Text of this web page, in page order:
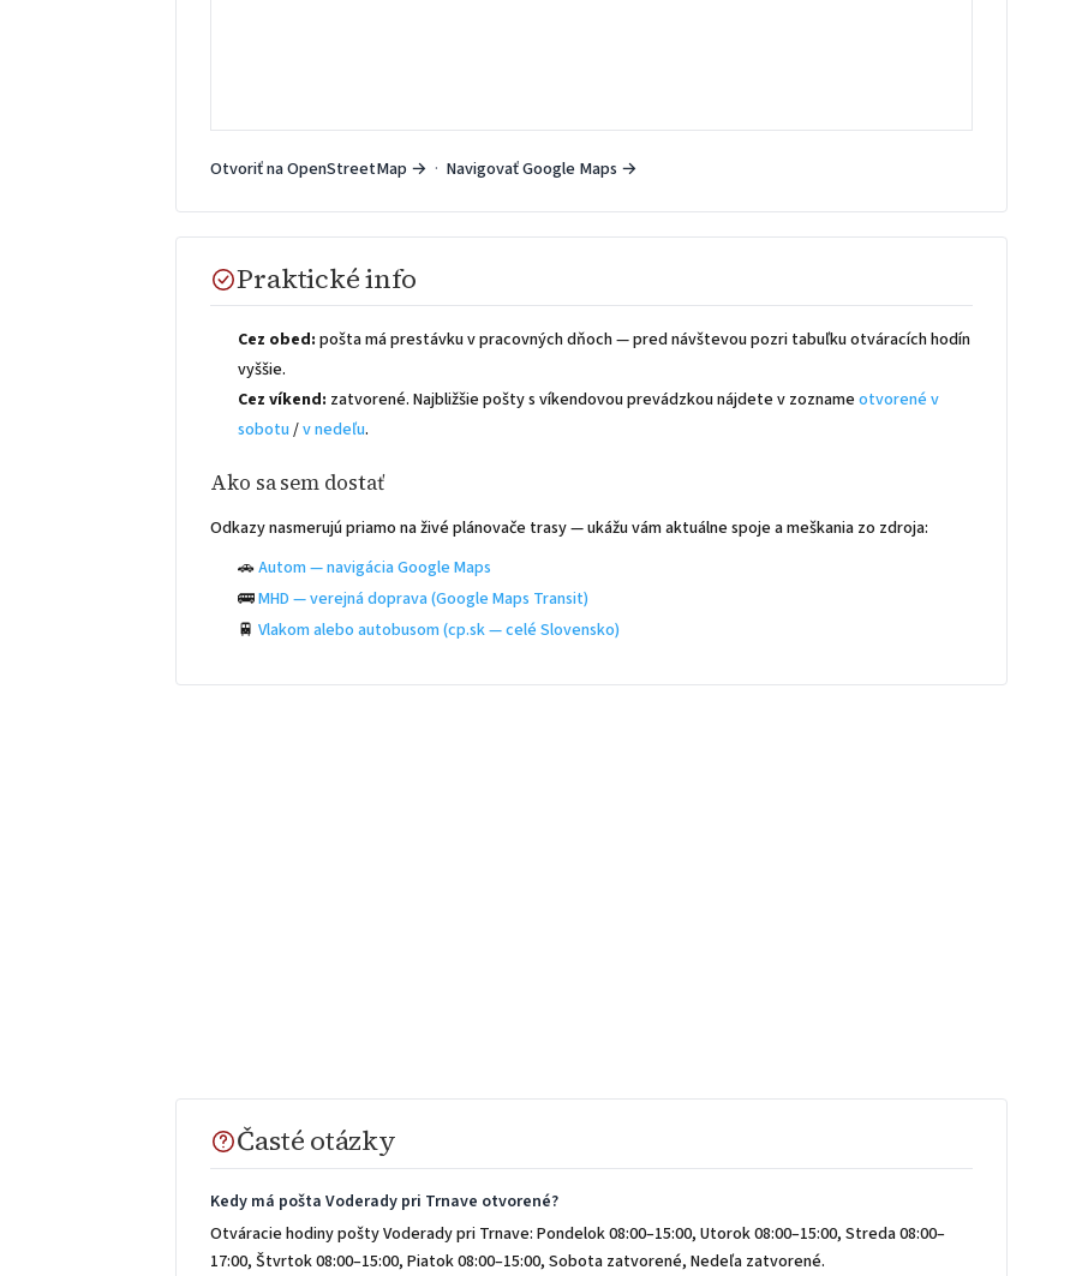
Otvoriť na OpenStreetMap → · Navigovať Google Maps →
Praktické info
Cez obed: pošta má prestávku v pracovných dňoch — pred návštevou pozri tabuľku otváracích hodín
vyššie.
Cez víkend: zatvorené. Najbližšie pošty s víkendovou prevádzkou nájdete v zozname otvorené v
sobotu /v nedeľu.
Ako sa sem dostať
Odkazy nasmerujú priamo na živé plánovače trasy — ukážu vám aktuálne spoje a meškania zo zdroja:
🚗Autom — navigácia Google Maps
🚌MHD — verejná doprava (Google Maps Transit)
🚆 Vlakom alebo autobusom (cp.sk — celé Slovensko)
Časté otázky
Kedy má pošta Voderady pri Trnave otvorené?
Otváracie hodiny pošty Voderady pri Trnave: Pondelok 08:00–15:00, Utorok 08:00–15:00, Streda 08:00–
17:00, Štvrtok 08:00–15:00, Piatok 08:00–15:00, Sobota zatvorené, Nedeľa zatvorené.